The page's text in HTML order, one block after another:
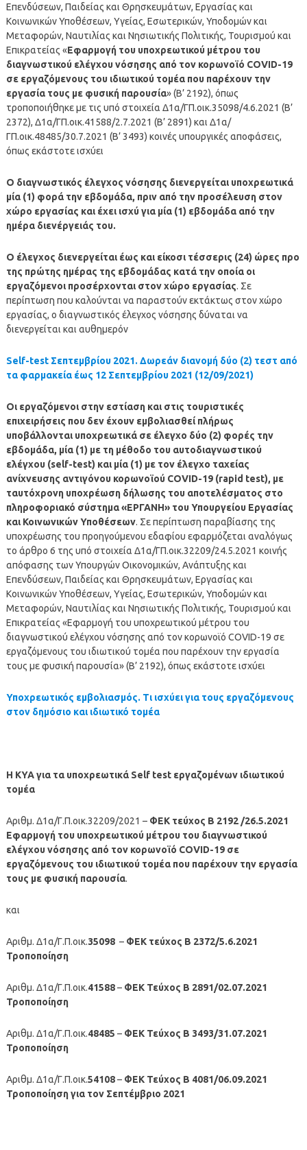
Επενδύσεων, Παιδείας και Θρησκευμάτων, Εργασίας και
Κοινωνικών Υποθέσεων, Υγείας, Εσωτερικών, Υποδομών και
Μεταφορών, Ναυτιλίας και Νησιωτικής Πολιτικής, Τουρισμού και
Επικρατείας «Εφαρμογή του υποχρεωτικού μέτρου του
διαγνωστικού ελέγχου νόσησης από τον κορωνοϊό COVID-19
σε εργαζόμενους του ιδιωτικού τομέα που παρέχουν την
εργασία τους με φυσική παρουσία» (Β’ 2192), όπως
τροποποιήθηκε με τις υπό στοιχεία Δ1α/ΓΠ.οικ.35098/4.6.2021 (Β’
2372), Δ1α/ΓΠ.οικ.41588/2.7.2021 (Β’ 2891) και Δ1α/
ΓΠ.οικ.48485/30.7.2021 (Β’ 3493) κοινές υπουργικές αποφάσεις,
όπως εκάστοτε ισχύει
Ο διαγνωστικός έλεγχος νόσησης διενεργείται υποχρεωτικά
μία (1) φορά την εβδομάδα, πριν από την προσέλευση στον
χώρο εργασίας και έχει ισχύ για μία (1) εβδομάδα από την
ημέρα διενέργειάς του.
Ο έλεγχος διενεργείται έως και είκοσι τέσσερις (24) ώρες προ
της πρώτης ημέρας της εβδομάδας κατά την οποία οι
εργαζόμενοι προσέρχονται στον χώρο εργασίας. Σε
περίπτωση που καλούνται να παραστούν εκτάκτως στον χώρο
εργασίας, ο διαγνωστικός έλεγχος νόσησης δύναται να
διενεργείται και αυθημερόν
Self-test Σεπτεμβρίου 2021. Δωρεάν διανομή δύο (2) τεστ από
τα φαρμακεία έως 12 Σεπτεμβρίου 2021 (12/09/2021)
Οι εργαζόμενοι στην εστίαση και στις τουριστικές
επιχειρήσεις που δεν έχουν εμβολιασθεί πλήρως
υποβάλλονται υποχρεωτικά σε έλεγχο δύο (2) φορές την
εβδομάδα, μία (1) με τη μέθοδο του αυτοδιαγνωστικού
ελέγχου (self-test) και μία (1) με τον έλεγχο ταχείας
ανίχνευσης αντιγόνου κορωνοϊού COVID-19 (rapid test), με
ταυτόχρονη υποχρέωση δήλωσης του αποτελέσματος στο
πληροφοριακό σύστημα «ΕΡΓΑΝΗ» του Υπουργείου Εργασίας
και Κοινωνικών Υποθέσεων. Σε περίπτωση παραβίασης της
υποχρέωσης του προηγούμενου εδαφίου εφαρμόζεται αναλόγως
το άρθρο 6 της υπό στοιχεία Δ1α/ΓΠ.οικ.32209/24.5.2021 κοινής
απόφασης των Υπουργών Οικονομικών, Ανάπτυξης και
Επενδύσεων, Παιδείας και Θρησκευμάτων, Εργασίας και
Κοινωνικών Υποθέσεων, Υγείας, Εσωτερικών, Υποδομών και
Μεταφορών, Ναυτιλίας και Νησιωτικής Πολιτικής, Τουρισμού και
Επικρατείας «Εφαρμογή του υποχρεωτικού μέτρου του
διαγνωστικού ελέγχου νόσησης από τον κορωνοϊό COVID-19 σε
εργαζόμενους του ιδιωτικού τομέα που παρέχουν την εργασία
τους με φυσική παρουσία» (Β’ 2192), όπως εκάστοτε ισχύει
Υποχρεωτικός εμβολιασμός. Τι ισχύει για τους εργαζόμενους
στον δημόσιο και ιδιωτικό τομέα
Η ΚΥΑ για τα υποχρεωτικά Self test εργαζομένων ιδιωτικού
τομέα
Αριθμ. Δ1α/Γ.Π.οικ.32209/2021 – ΦΕΚ τεύχος Β 2192 /26.5.2021
Εφαρμογή του υποχρεωτικού μέτρου του διαγνωστικού
ελέγχου νόσησης από τον κορωνοϊό COVID-19 σε
εργαζόμενους του ιδιωτικού τομέα που παρέχουν την εργασία
τους με φυσική παρουσία.
και
Αριθμ. Δ1α/Γ.Π.οικ.35098– ΦΕΚ τεύχος Β 2372/5.6.2021
Τροποποίηση
Αριθμ. Δ1α/Γ.Π.οικ.41588– ΦΕΚ Τεύχος B 2891/02.07.2021
Τροποποίηση
Αριθμ. Δ1α/Γ.Π.οικ.48485 – ΦΕΚ Τεύχος B 3493/31.07.2021
Τροποποίηση
Αριθμ. Δ1α/Γ.Π.οικ.54108– ΦΕΚ Τεύχος B 4081/06.09.2021
Τροποποίηση για τον Σεπτέμβριο 2021